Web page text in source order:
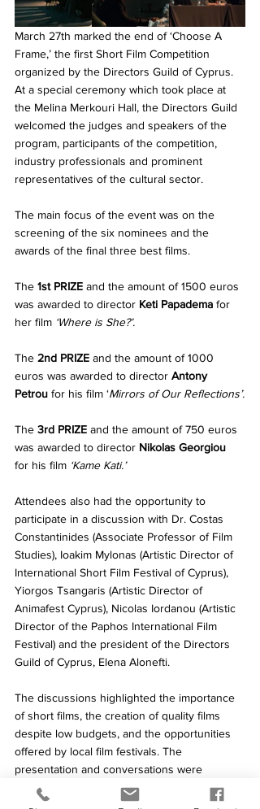
March 27th marked the end of ‘Choose A
Frame,’ the first Short Film Competition
organized by the Directors Guild of Cyprus.
At a special ceremony which took place at
the Melina Merkouri Hall, the Directors Guild
welcomed the judges and speakers of the
program, participants of the competition,
industry professionals and prominent
representatives of the cultural sector.
The main focus of the event was on the
screening of the six nominees and the
awards of the final three best films.
The 1st PRIZE and the amount of 1500 euros
was awarded to director Keti Papadema for
her film ‘Where is She?’.
The 2nd PRIZE and the amount of 1000
euros was awarded to director Antony
Petrou for his film ‘Mirrors of Our Reflections’.
The 3rd PRIZE and the amount of 750 euros
was awarded to director Nikolas Georgiou
for his film ‘Kame Kati.’
Attendees also had the opportunity to
participate in a discussion with Dr. Costas
Constantinides (Associate Professor of Film
Studies), Ioakim Mylonas (Artistic Director of
International Short Film Festival of Cyprus),
Yiorgos Tsangaris (Artistic Director of
Animafest Cyprus), Nicolas Iordanou (Artistic
Director of the Paphos International Film
Festival) and the president of the Directors
Guild of Cyprus, Elena Alonefti.
The discussions highlighted the importance
of short films, the creation of quality films
despite low budgets, and the opportunities
offered by local film festivals. The
presentation and conversations were
moderated by Melanie Steliou.